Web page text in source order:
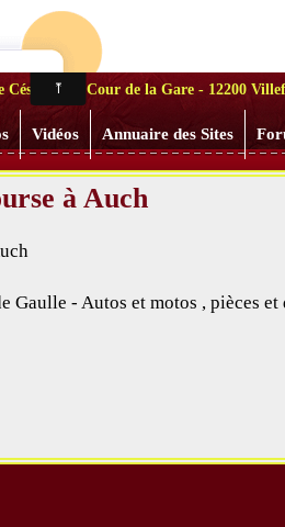
" - Cour de la Gare - 12200
Vidéos Annuaire des Sites
à Auch
Gaulle - Autos et motos , pièces